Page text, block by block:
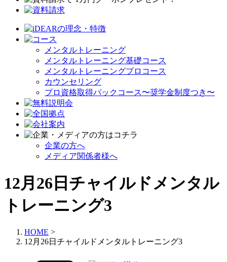
メンタルトレーニング
メンタルトレーニング基礎コース
メンタルトレーニングプロコース
カウンセリング
プロ資格取得パックコース〜奨学金制度つき〜
企業の方へ
メディア関係者様へ
12月26日チャイルドメンタル
トレーニング3
HOME >
12月26日チャイルドメンタルトレーニング3